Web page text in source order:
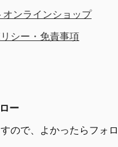
ンラインショップ
シー・免責事項
ー
ので、
よかったらフォ